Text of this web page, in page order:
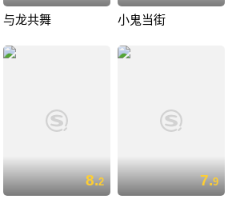
与龙共舞 小鬼当街
8.2 7.9